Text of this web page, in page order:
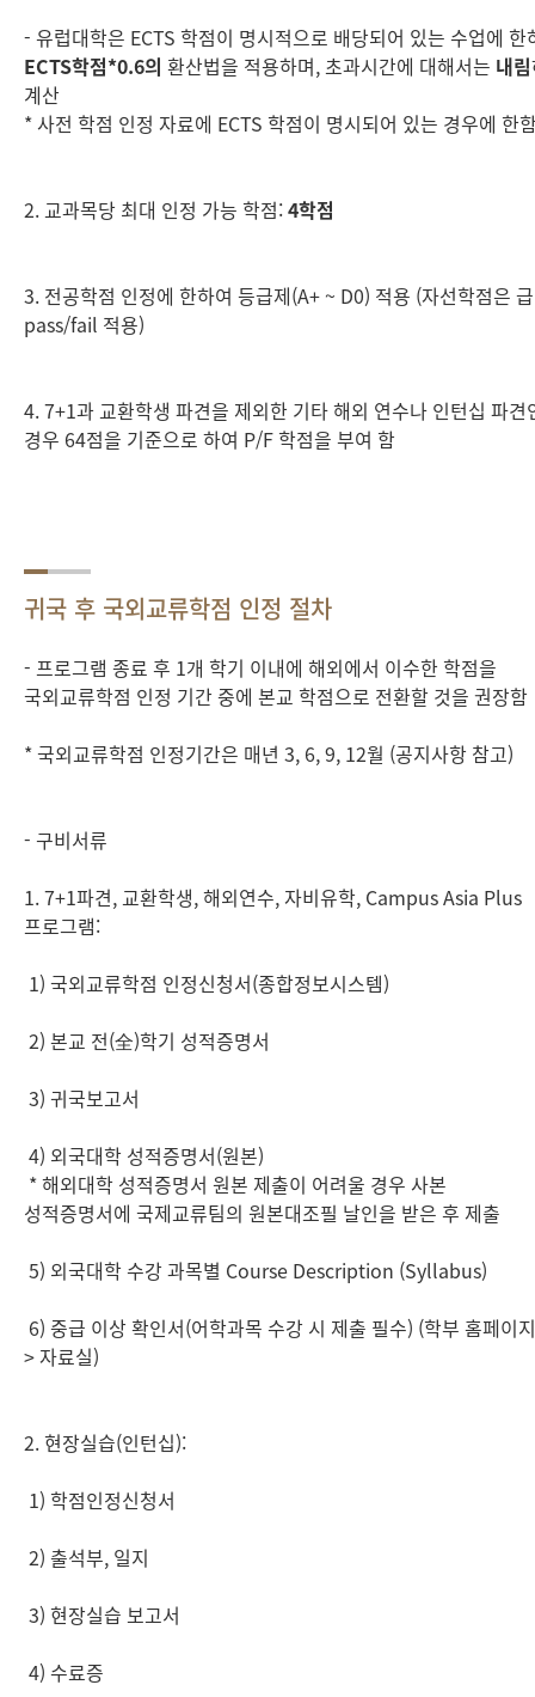
- 유럽대학은 ECTS 학점이 명시적으로 배당되어 있는 수업에 한
ECTS학점*0.6의 환산법을 적용하며, 초과시간에 대해서는 내림
계산
* 사전 학점 인정 자료에 ECTS 학점이 명시되어 있는 경우에 한
2. 교과목당 최대 인정 가능 학점:4학점
3. 전공학점 인정에 한하여 등급제(A+ ~ D0) 적용 (자선학점은
pass/fail 적용)
4. 7+1과 교환학생 파견을 제외한 기타 해외 연수나 인턴십 파견
경우 64점을 기준으로 하여 P/F 학점을 부여 함
귀국 후 국외교류학점 인정 절차
- 프로그램 종료 후 1개 학기 이내에 해외에서 이수한 학점을
국외교류학점 인정 기간 중에 본교 학점으로 전환할 것을 권장함
* 국외교류학점 인정기간은 매년 3, 6, 9, 12월 (공지사항 참고)
- 구비서류
1. 7+1파견, 교환학생, 해외연수, 자비유학, Campus Asia Plus
프로그램:
1) 국외교류학점 인정신청서(종합정보시스템)
2) 본교 전(全)학기 성적증명서
3) 귀국보고서
4) 외국대학 성적증명서(원본)
* 해외대학 성적증명서 원본 제출이 어려울 경우 사본
성적증명서에 국제교류팀의 원본대조필 날인을 받은 후 제출
5) 외국대학 수강 과목별 Course Description (Syllabus)
6) 중급 이상 확인서(어학과목 수강 시 제출 필수) (학부 홈페이지
> 자료실)
2. 현장실습(인턴십):
1) 학점인정신청서
2) 출석부, 일지
3) 현장실습 보고서
4) 수료증